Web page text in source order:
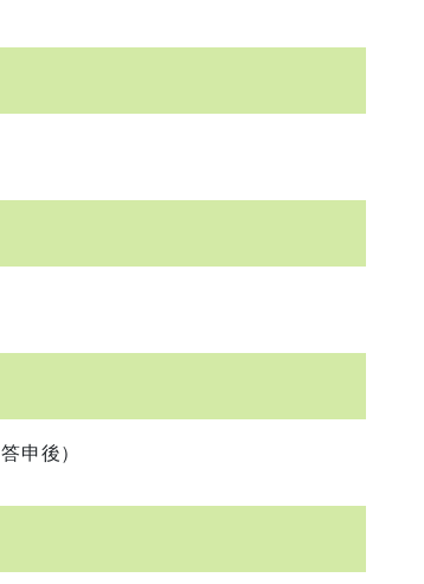
申後）